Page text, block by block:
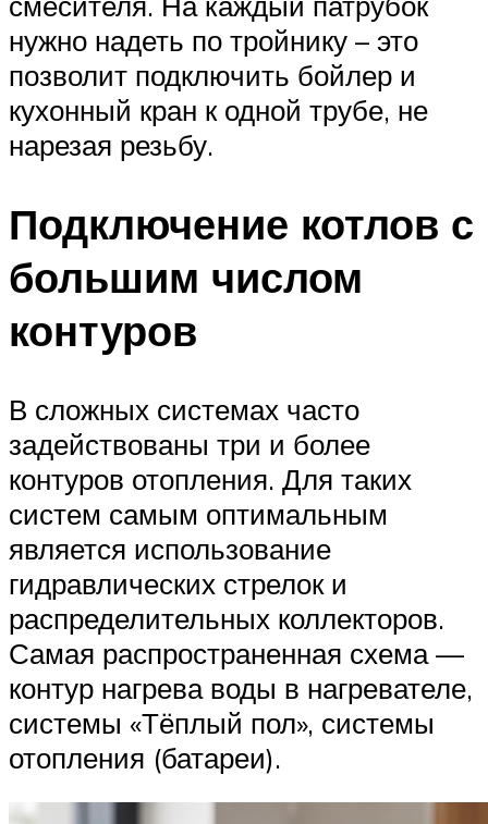
нужно надеть по тройнику – это
позволит подключить бойлер и
кухонный кран к одной трубе, не
нарезая резьбу.
Подключение котлов с
большим числом
контуров
В сложных системах часто
задействованы три и более
контуров отопления. Для таких
систем самым оптимальным
является использование
гидравлических стрелок и
распределительных коллекторов.
Самая распространенная схема —
контур нагрева воды в нагревателе,
системы «Тёплый пол», системы
отопления (батареи).